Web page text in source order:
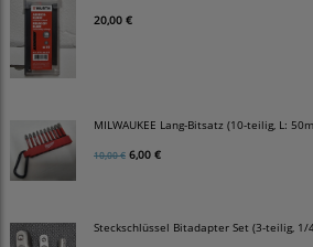
20,00 €
MILWAUKEE Lang-Bitsatz (10-teilig, L:
10,00 € 6,00 €
Steckschlüssel Bitadapter Set (3-teilig,